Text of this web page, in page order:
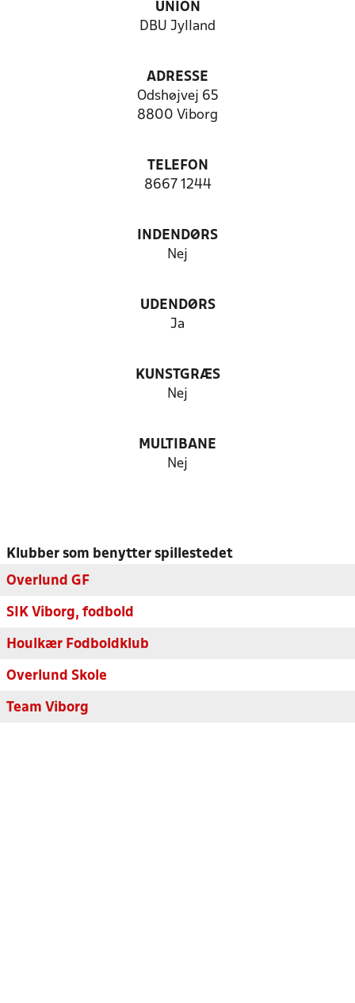
UNION
DBU Jylland
ADRESSE
Odshøjvej 65
8800 Viborg
TELEFON
8667 1244
INDENDØRS
Nej
UDENDØRS
Ja
KUNSTGRÆS
Nej
MULTIBANE
Nej
Klubber som benytter spillestedet
Overlund GF
SIK Viborg, fodbold
Houlkær Fodboldklub
Overlund Skole
Team Viborg